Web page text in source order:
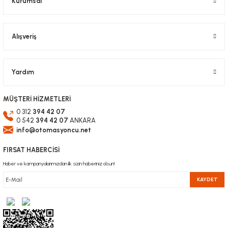
Alışveriş
Yardım
MÜŞTERİ HİZMETLERİ
0 312 394 42 07
0 542 394 42 07 ANKARA
info@otomasyoncu.net
FIRSAT HABERCİSİ
Haber ve kampanyalarımızdan ilk sizin haberiniz olsun!
KAYDET